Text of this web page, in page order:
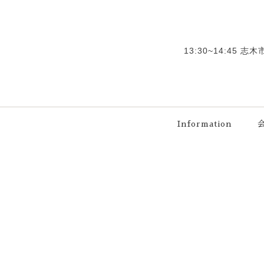
13:30~14:45 志木
Information